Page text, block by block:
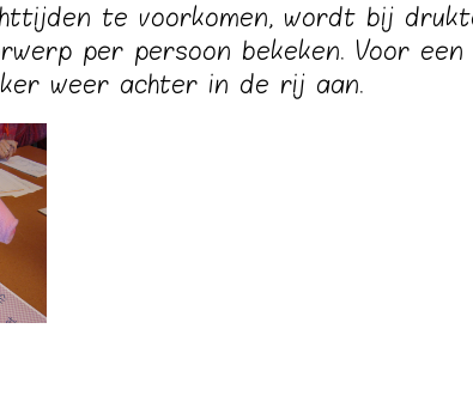
te voorkomen, wordt bij
per persoon bekeken. Voor
weer achter in de rij aan.